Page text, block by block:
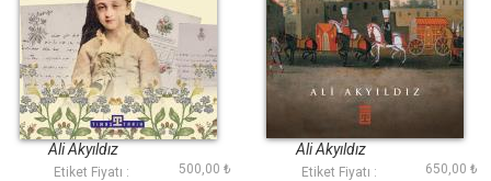
Nazime
Ali Akyıldız
Etiket Fiyatı : 500,00 ₺
Haremin Padişahı
Valide Sultan
Ali Akyıldız
Etiket Fiyatı : 650,00 ₺